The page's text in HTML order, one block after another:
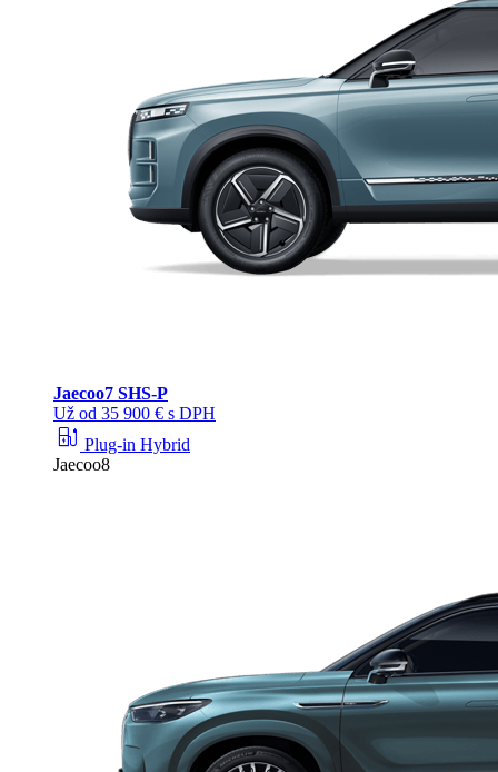
Jaecoo7 SHS-P
Už od 35 900 € s DPH
ev_station Plug-in Hybrid
Jaecoo8